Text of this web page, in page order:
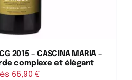
2015 – CASCINA MARIA –
complexe et élégant
66,90€